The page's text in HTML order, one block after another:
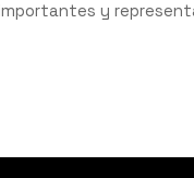
y